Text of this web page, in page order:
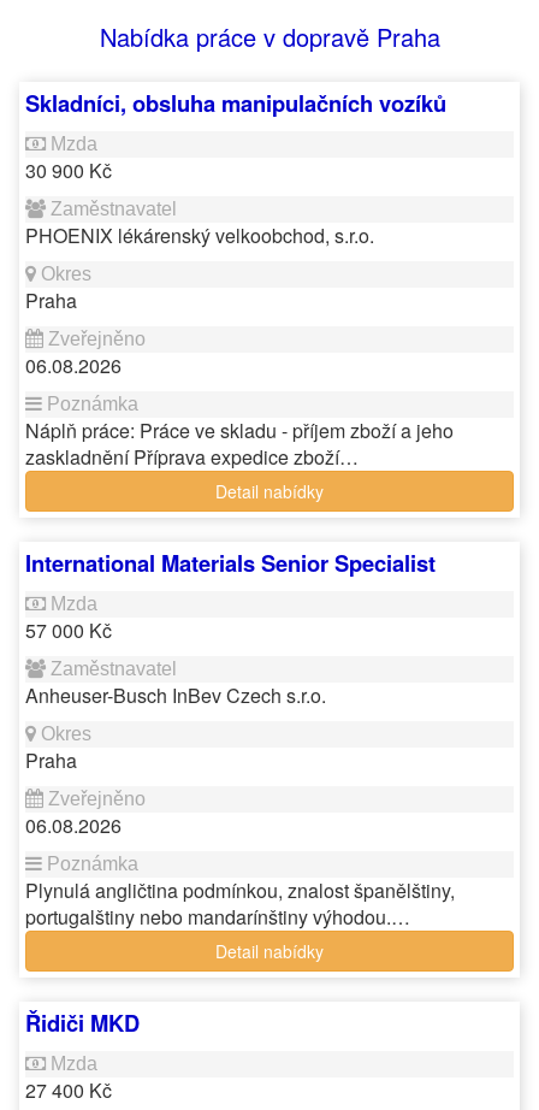
Nabídka práce v dopravě Praha
Skladníci, obsluha manipulačních vozíků
30 900 Kč
PHOENIX lékárenský velkoobchod, s.r.o.
Praha
06.08.2026
Náplň práce: Práce ve skladu - příjem zboží a jeho
zaskladnění Příprava expedice zboží…
Detail nabídky
International Materials Senior Specialist
57 000 Kč
Anheuser-Busch InBev Czech s.r.o.
Praha
06.08.2026
Plynulá angličtina podmínkou, znalost španělštiny,
portugalštiny nebo mandarínštiny výhodou.…
Detail nabídky
Řidiči MKD
27 400 Kč